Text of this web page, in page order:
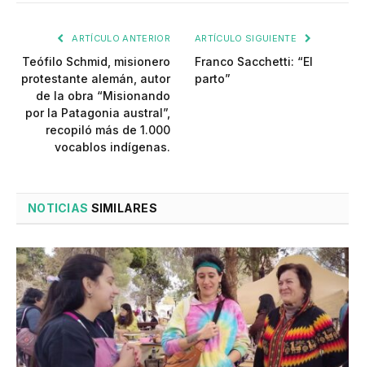
ARTÍCULO ANTERIOR
Teófilo Schmid, misionero
protestante alemán, autor
de la obra “Misionando
por la Patagonia austral”,
recopiló más de 1.000
vocablos indígenas.
ARTÍCULO SIGUIENTE
Franco Sacchetti: “El
parto”
NOTICIAS SIMILARES